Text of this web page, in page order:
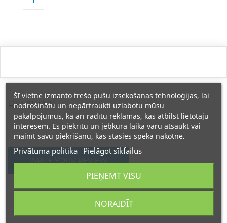
REVIEWS
WRITE YOUR REVIEW
Šī vietne izmanto trešo pušu izsekošanas tehnoloģijas, lai
nodrošinātu un nepārtraukti uzlabotu mūsu
pakalpojumus, kā arī rādītu reklāmas, kas atbilst lietotāju
interesēm. Es piekrītu un jebkurā laikā varu atsaukt vai
mainīt savu piekrišanu, kas stāsies spēkā nākotnē.
Privātuma politika Pielāgot sīkfailus
NORAIDĪT
PIEŅEMT VISU